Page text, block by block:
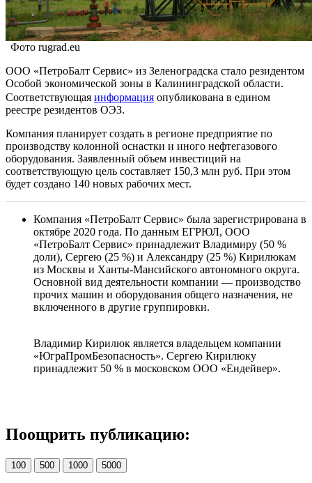
Фото rugrad.eu
ООО «ПетроБалт Сервис» из Зеленоградска стало резидентом
Особой экономической зоны в Калининградской области.
Соответствующая информация опубликована в едином
реестре резидентов ОЭЗ.
Компания планирует создать в регионе предприятие по
производству колонной оснастки и иного нефтегазового
оборудования. Заявленный объем инвестиций на
соответствующую цель составляет 150,3 млн руб. При этом
будет создано 140 новых рабочих мест.
Компания «ПетроБалт Сервис» была зарегистрирована в
октябре 2020 года. По данным ЕГРЮЛ, ООО
«ПетроБалт Сервис» принадлежит Владимиру (50 %
доли), Сергею (25 %) и Александру (25 %) Кирилюкам
из Москвы и Ханты-Мансийского автономного округа.
Основной вид деятельности компании — производство
прочих машин и оборудования общего назначения, не
включенного в другие группировки.
Владимир Кирилюк является владельцем компании
«ЮграПромБезопасность». Сергею Кирилюку
принадлежит 50 % в московском ООО «Ендейвер».
Поощрить публикацию:
100 500 1000 5000